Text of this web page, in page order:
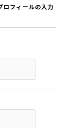
ロフィールの入力